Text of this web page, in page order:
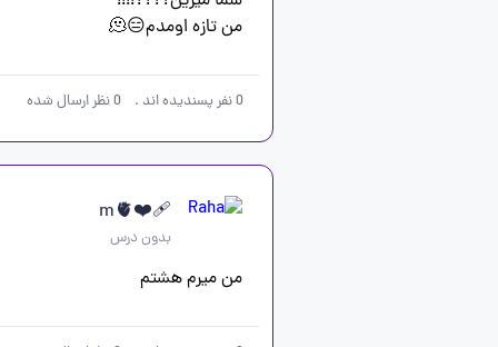
من تازه اومدم😑🫠
0نفر پسندیده اند .
0نظر ارسال شده
❤️‍🩹m🫀
بدون درس
من میرم هشتم